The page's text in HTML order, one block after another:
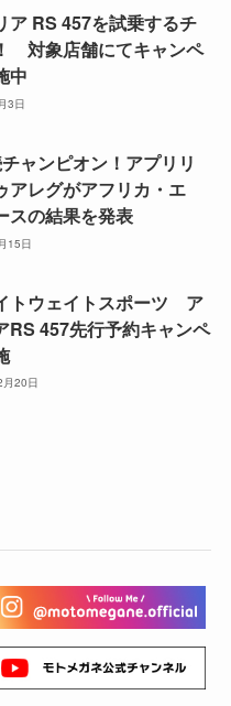
ア RS 457を試乗するチ
対象店舗にてキャンペ
中
3日
ャンピオン！アプリリ
アレグがアフリカ・エ
スの結果を発表
15日
トウェイトスポーツ ア
RS 457先行予約キャンペ
20日